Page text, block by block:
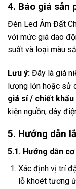
4. Báo giá sản
Đèn Led Âm Đất
với mức giá dao
suất và loại màu
Lưu ý: Đây là giá
lượng lớn hoặc sử
giá sỉ / chiết khấu
kiện nguồn, dây
5. Hướng dẫn
5.1. Hướng dẫn
Xác định vị trí
lỗ khoét tương